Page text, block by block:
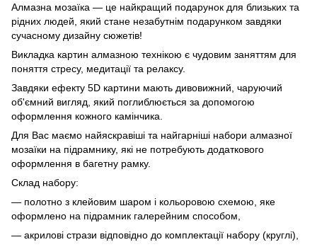
Алмазна мозаїка — це найкращий подарунок для близьких та
рідних людей, який стане незабутнім подарунком завдяки
сучасному дизайну сюжетів!
Викладка картин алмазною технікою є чудовим заняттям для
поняття стресу, медитації та релаксу.
Завдяки ефекту 5D картини мають дивовижний, чаруючий
об'ємний вигляд, який поглиблюється за допомогою
оформлення кожного камінчика.
Для Вас маємо найяскравіші та найгарніші набори алмазної
мозаїки на підрамнику, які не потребують додаткового
оформлення в багетну рамку.
Склад набору:
— полотно з клейовим шаром і кольоровою схемою, яке
оформлено на підрамник галерейним способом,
— акрилові стрази відповідно до комплектації набору (круглі),